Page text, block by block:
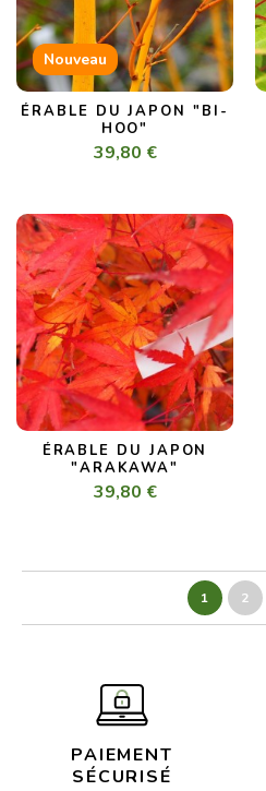
Nouveau
ÉRABLE DU JAPON "BI-
HOO"
39,80 €
ÉRABLE DU JAPON
"ARAKAWA"
39,80 €
1 2
PAIEMENT
SÉCURISÉ